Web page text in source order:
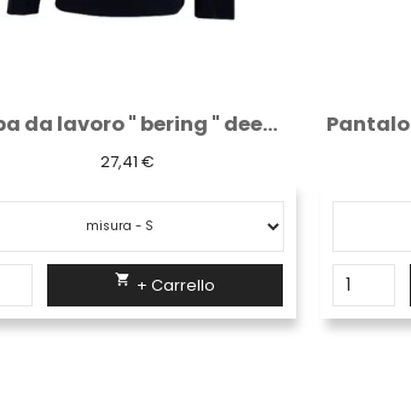
Felpa da lavoro " bering " deep blue
27,41 €
 + Carrello